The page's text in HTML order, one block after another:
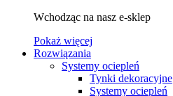
Wchodząc na nasz e-sklep
Pokaż więcej
Rozwiązania
Systemy ociepleń
Tynki dekoracyjne
Systemy ociepleń